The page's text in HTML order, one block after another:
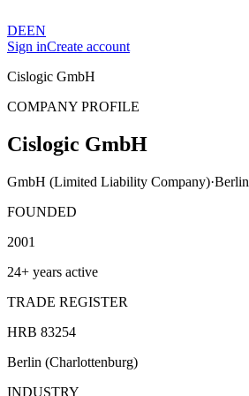
DEEN
Sign inCreate account
Cislogic GmbH
COMPANY PROFILE
Cislogic GmbH
GmbH (Limited Liability Company)·Berlin
FOUNDED
2001
24+ years active
TRADE REGISTER
HRB 83254
Berlin (Charlottenburg)
INDUSTRY